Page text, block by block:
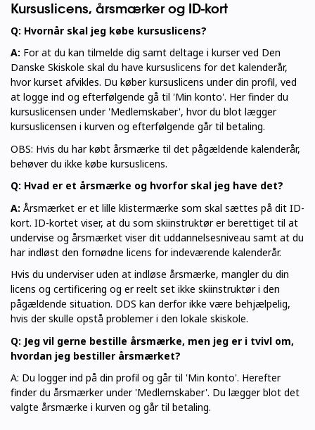
Kursuslicens, årsmærker og ID-kort
Q: Hvornår skal jeg købe kursuslicens?
A: For at du kan tilmelde dig samt deltage i kurser ved Den
Danske Skiskole skal du have kursuslicens for det kalenderår,
hvor kurset afvikles. Du køber kursuslicens under din profil, ved
at logge ind og efterfølgende gå til 'Min konto'. Her finder du
kursuslicensen under 'Medlemskaber', hvor du blot lægger
kursuslicensen i kurven og efterfølgende går til betaling.
OBS: Hvis du har købt årsmærke til det pågældende kalenderår,
behøver du ikke købe kursuslicens.
Q: Hvad er et årsmærke og hvorfor skal jeg have det?
A: Årsmærket er et lille klistermærke som skal sættes på dit ID-
kort. ID-kortet viser, at du som skiinstruktør er berettiget til at
undervise og årsmærket viser dit uddannelsesniveau samt at du
har indløst den fornødne licens for indeværende kalenderår.
Hvis du underviser uden at indløse årsmærke, mangler du din
licens og certificering og er reelt set ikke skiinstruktør i den
pågældende situation. DDS kan derfor ikke være behjælpelig,
hvis der skulle opstå problemer i den lokale skiskole.
Q: Jeg vil gerne bestille årsmærke, men jeg er i tvivl om,
hvordan jeg bestiller årsmærket?
A: Du logger ind på din profil og går til 'Min konto'. Herefter
finder du årsmærker under 'Medlemskaber'. Du lægger blot det
valgte årsmærke i kurven og går til betaling.